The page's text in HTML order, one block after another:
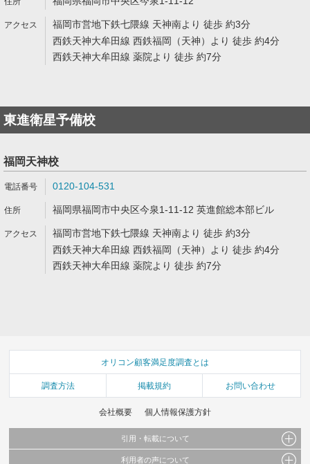
福岡市営地下鉄七隈線 天神南より 徒歩 約3分
西鉄天神大牟田線 西鉄福岡（天神）より 徒歩 約4分
西鉄天神大牟田線 薬院より 徒歩 約7分
東進衛星予備校
福岡天神校
0120-104-531
福岡県福岡市中央区今泉1-11-12 英進館総本部ビル
福岡市営地下鉄七隈線 天神南より 徒歩 約3分
西鉄天神大牟田線 西鉄福岡（天神）より 徒歩 約4分
西鉄天神大牟田線 薬院より 徒歩 約7分
オリコン顧客満足度調査とは
調査方法 掲載規約 お問い合わせ
会社概要 個人情報保護方針
引用・転載について
当サイトで公開されている情報（文字、写真、イラスト、画像データ等）及びこれらの配
利用者の声について